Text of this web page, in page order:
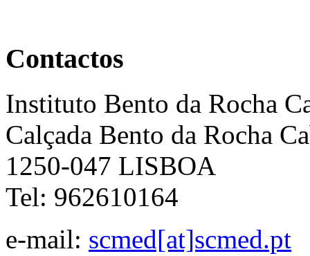
Contactos
Instituto Bento da Rocha
Calçada Bento da Rocha
1250-047 LISBOA
Tel: 962610164
e-mail: scmed[at]scmed.pt